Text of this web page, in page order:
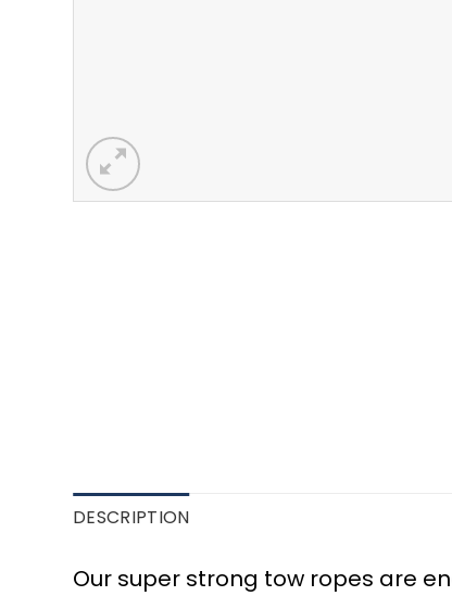
DESCRIPTION
Our super strong tow ropes are